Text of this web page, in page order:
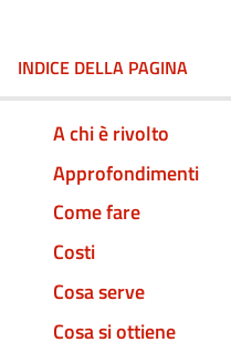
INDICE DELLA PAGINA
A chi è rivolto
Approfondimenti
Come fare
Costi
Cosa serve
Cosa si ottiene